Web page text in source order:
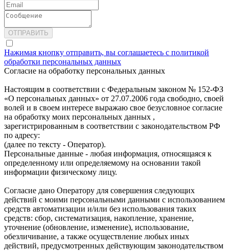
Нажимая кнопку отправить, вы соглашаетесь с политикой
обработки персональных данных
Согласие на обработку персональных данных
Настоящим в соответствии с Федеральным законом № 152-ФЗ
«О персональных данных» от 27.07.2006 года свободно, своей
волей и в своем интересе выражаю свое безусловное согласие
на обработку моих персональных данных ,
зарегистрированным в соответствии с законодательством РФ
по адресу:
(далее по тексту - Оператор).
Персональные данные - любая информация, относящаяся к
определенному или определяемому на основании такой
информации физическому лицу.
Согласие дано Оператору для совершения следующих
действий с моими персональными данными с использованием
средств автоматизации и/или без использования таких
средств: сбор, систематизация, накопление, хранение,
уточнение (обновление, изменение), использование,
обезличивание, а также осуществление любых иных
действий, предусмотренных действующим законодательством